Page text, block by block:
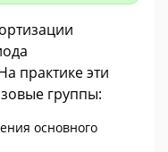
практике эти
группы:
основного